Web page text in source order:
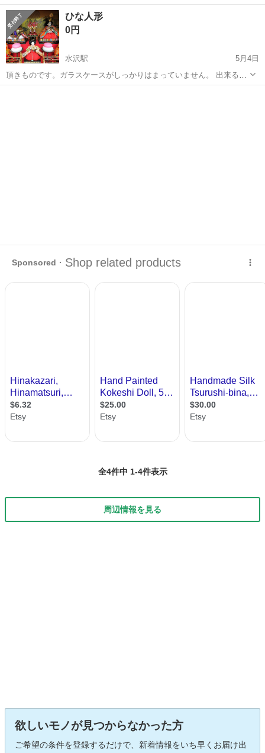
ば化ける商品と思われます。 その精巧な造りは素人目にも分かると思
われます。 着物なども本物です。 よく、家具や家電を安く販売してい
る...
岩手 盛岡市 盛岡駅
ひな人形
0円
水沢駅
5月4日
頂きものです。ガラスケースがしっかりはまっていません。 出来る方
は建付けられると思います。一部角が欠けております。 背景の両端角
全4件中 1-4件表示
周辺情報を見る
欲しいモノが見つからなかった方
ご希望の条件を登録するだけで、新着情報をいち早くお届け出